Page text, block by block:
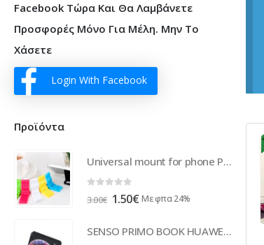
Facebook Τώρα Και Θα Λαμβάνετε
Προσφορές Μόνο Για Μέλη. Μην Το
Χάσετε
Login With Facebook
Προϊόντα
Universal mount for phone Plastic Blue - 17241
out of 5
3.00€ Original
was:
1.50€Η
τιμή
Με φπα 24%
SENSO PRIMO BOOK HUAWEI P40 LITE E raven black